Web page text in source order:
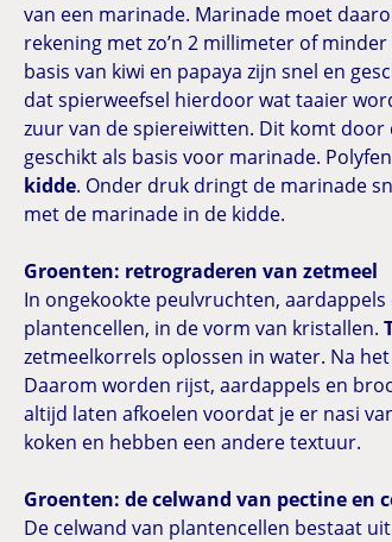
van een marinade. Marinade moet
rekening met zo’n 2 millimeter of
basis van kiwi en papaya zijn snel en
dat spierweefsel hierdoor wat taaier
zuur van de spiereiwitten. Dit komt
geschikt als basis voor marinade.
kidde. Onder druk dringt de marinade
met de marinade in de kidde.
Groenten: retrograderen van zetmeel
In ongekookte peulvruchten,
plantencellen, in de vorm van kristallen.
zetmeelkorrels oplossen in water. Na
Daarom worden rijst, aardappels en
altijd laten afkoelen voordat je er nasi
koken en hebben een andere textuur.
Groenten: de celwand van pectine en
De celwand van plantencellen bestaat